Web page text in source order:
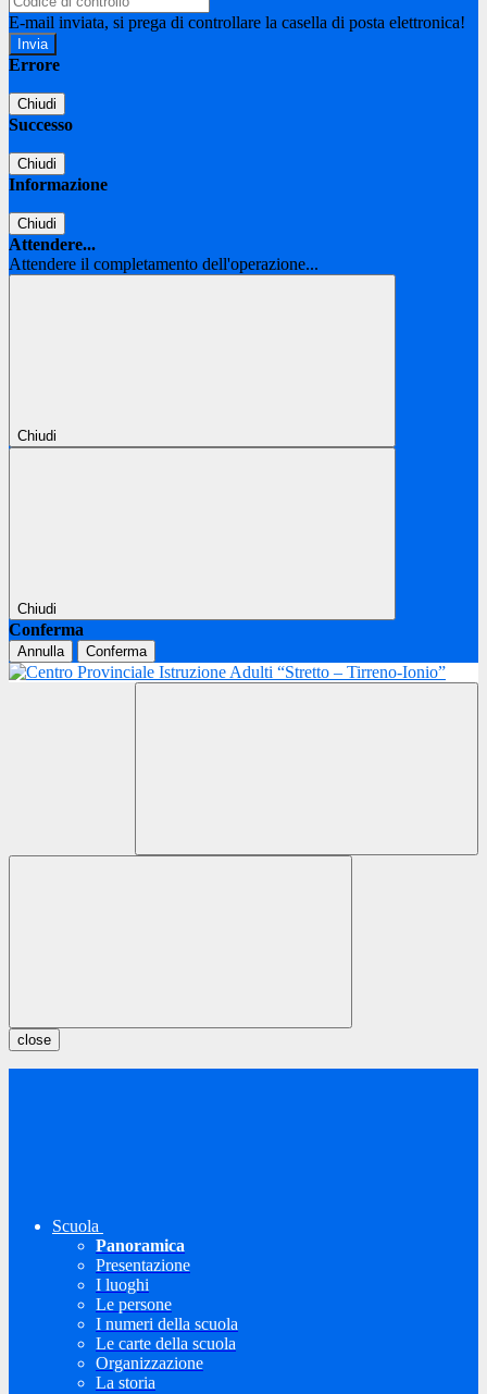
E-mail inviata, si prega di controllare la casella di posta elettronica!
Errore
Chiudi
Successo
Chiudi
Informazione
Chiudi
Attendere...
Attendere il completamento dell'operazione...
Chiudi
Chiudi
Conferma
Annulla Conferma
close
Scuola
Panoramica
Presentazione
I luoghi
Le persone
I numeri della scuola
Le carte della scuola
Organizzazione
La storia